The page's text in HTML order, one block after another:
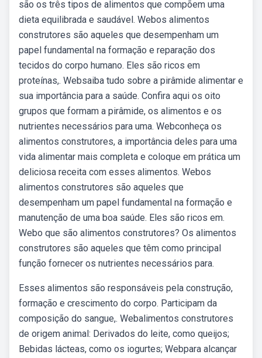
são os três tipos de alimentos que compõem uma
dieta equilibrada e saudável. Webos alimentos
construtores são aqueles que desempenham um
papel fundamental na formação e reparação dos
tecidos do corpo humano. Eles são ricos em
proteínas,. Websaiba tudo sobre a pirâmide alimentar e
sua importância para a saúde. Confira aqui os oito
grupos que formam a pirâmide, os alimentos e os
nutrientes necessários para uma. Webconheça os
alimentos construtores, a importância deles para uma
vida alimentar mais completa e coloque em prática um
deliciosa receita com esses alimentos. Webos
alimentos construtores são aqueles que
desempenham um papel fundamental na formação e
manutenção de uma boa saúde. Eles são ricos em.
Webo que são alimentos construtores? Os alimentos
construtores são aqueles que têm como principal
função fornecer os nutrientes necessários para.
Esses alimentos são responsáveis pela construção,
formação e crescimento do corpo. Participam da
composição do sangue,. Webalimentos construtores
de origem animal: Derivados do leite, como queijos;
Bebidas lácteas, como os iogurtes; Webpara alcançar